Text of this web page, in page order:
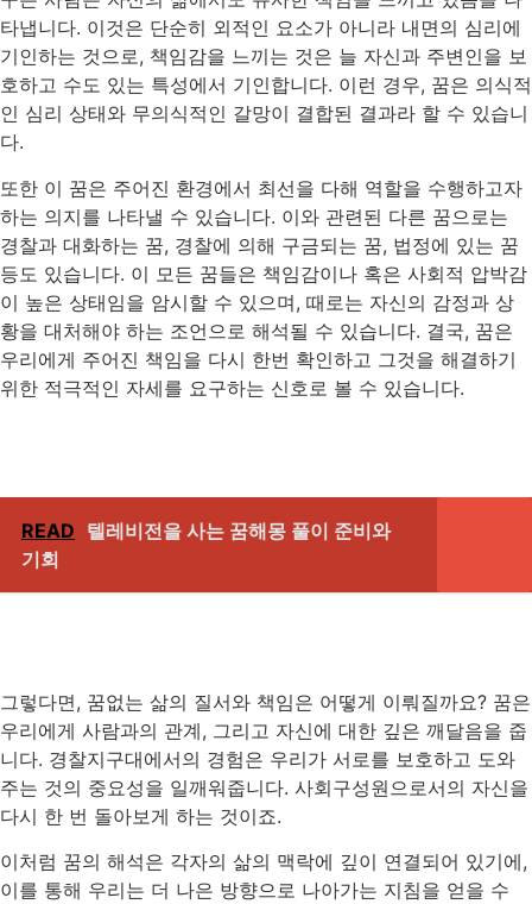
타냅니다. 이것은 단순히 외적인 요소가 아니라 내면의 심리에
기인하는 것으로, 책임감을 느끼는 것은 늘 자신과 주변인을 보
호하고 수도 있는 특성에서 기인합니다. 이런 경우, 꿈은 의식적
인 심리 상태와 무의식적인 갈망이 결합된 결과라 할 수 있습니
다.
또한 이 꿈은 주어진 환경에서 최선을 다해 역할을 수행하고자
하는 의지를 나타낼 수 있습니다. 이와 관련된 다른 꿈으로는
경찰과 대화하는 꿈, 경찰에 의해 구금되는 꿈, 법정에 있는 꿈
등도 있습니다. 이 모든 꿈들은 책임감이나 혹은 사회적 압박감
이 높은 상태임을 암시할 수 있으며, 때로는 자신의 감정과 상
황을 대처해야 하는 조언으로 해석될 수 있습니다. 결국, 꿈은
우리에게 주어진 책임을 다시 한번 확인하고 그것을 해결하기
위한 적극적인 자세를 요구하는 신호로 볼 수 있습니다.
READ 텔레비전을 사는 꿈해몽 풀이 준비와
기회
그렇다면, 꿈없는 삶의 질서와 책임은 어떻게 이뤄질까요? 꿈은
우리에게 사람과의 관계, 그리고 자신에 대한 깊은 깨달음을 줍
니다. 경찰지구대에서의 경험은 우리가 서로를 보호하고 도와
주는 것의 중요성을 일깨워줍니다. 사회구성원으로서의 자신을
다시 한 번 돌아보게 하는 것이죠.
이처럼 꿈의 해석은 각자의 삶의 맥락에 깊이 연결되어 있기에,
이를 통해 우리는 더 나은 방향으로 나아가는 지침을 얻을 수